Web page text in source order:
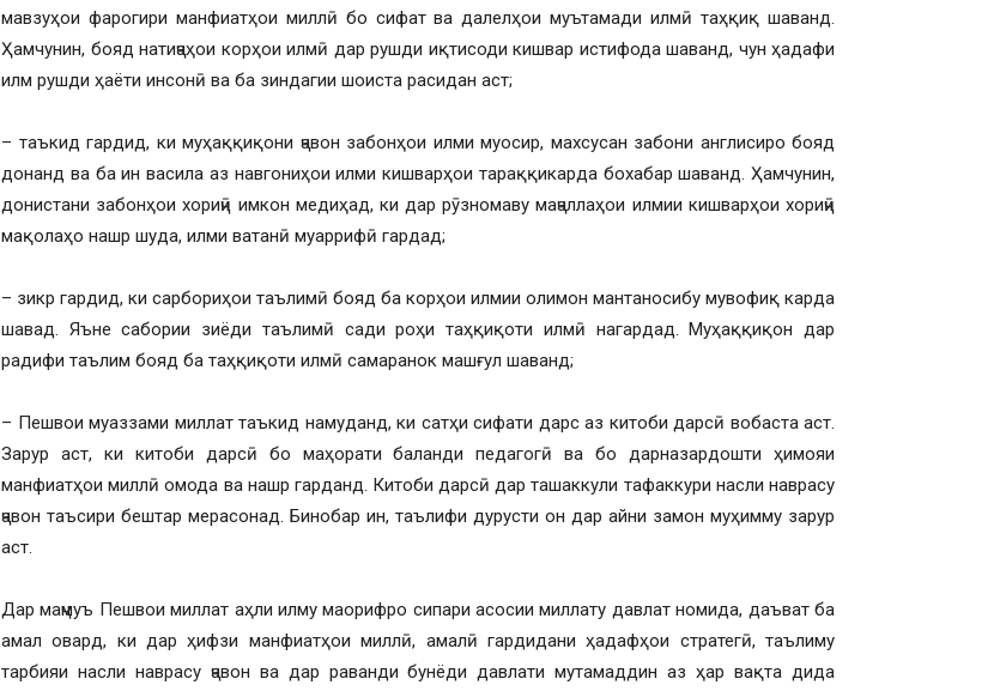
мавзуҳои фарогири манфиатҳои миллӣ бо сифат ва далелҳои муътамади илмӣ таҳқиқ шаванд.
Ҳамчунин, бояд натиҷаҳои корҳои илмӣ дар рушди иқтисоди кишвар истифода шаванд, чун ҳадафи
илм рушди ҳаёти инсонӣ ва ба зиндагии шоиста расидан аст;
– таъкид гардид, ки муҳаққиқони ҷавон забонҳои илми муосир, махсусан забони англисиро бояд
донанд ва ба ин васила аз навгониҳои илми кишварҳои тараққикарда бохабар шаванд. Ҳамчунин,
донистани забонҳои хориҷӣ имкон медиҳад, ки дар рӯзномаву маҷаллаҳои илмии кишварҳои хориҷӣ
мақолаҳо нашр шуда, илми ватанӣ муаррифӣ гардад;
– зикр гардид, ки сарбориҳои таълимӣ бояд ба корҳои илмии олимон мантаносибу мувофиқ карда
шавад. Яъне сабории зиёди таълимӣ сади роҳи таҳқиқоти илмӣ нагардад. Муҳаққиқон дар
радифи таълим бояд ба таҳқиқоти илмӣ самаранок машғул шаванд;
– Пешвои муаззами миллат таъкид намуданд, ки сатҳи сифати дарс аз китоби дарсӣ вобаста аст.
Зарур аст, ки китоби дарсӣ бо маҳорати баланди педагогӣ ва бо дарназардошти ҳимояи
манфиатҳои миллӣ омода ва нашр гарданд. Китоби дарсӣ дар ташаккули тафаккури насли наврасу
ҷавон таъсири бештар мерасонад. Бинобар ин, таълифи дурусти он дар айни замон муҳимму зарур
аст.
Дар маҷмуъ Пешвои миллат аҳли илму маорифро сипари асосии миллату давлат номида, даъват ба
амал овард, ки дар ҳифзи манфиатҳои миллӣ, амалӣ гардидани ҳадафҳои стратегӣ, таълиму
тарбияи насли наврасу ҷавон ва дар раванди бунёди давлати мутамаддин аз ҳар вақта дида